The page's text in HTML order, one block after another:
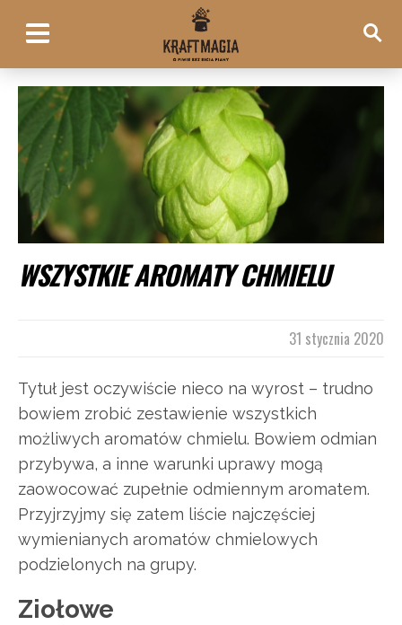
WSZYSTKIE AROMATY CHMIELU
31 stycznia 2020
Tytuł jest oczywiście nieco na wyrost – trudno
bowiem zrobić zestawienie wszystkich
możliwych aromatów chmielu. Bowiem odmian
przybywa, a inne warunki uprawy mogą
zaowocować zupełnie odmiennym aromatem.
Przyjrzyjmy się zatem liście najczęściej
wymienianych aromatów chmielowych
podzielonych na grupy.
Ziołowe